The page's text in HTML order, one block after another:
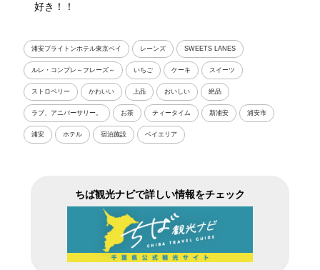
好き！！
浦安ブライトンホテル東京ベイ レーンズ SWEETS LANES
ルレ・コンプレ～フレーズ～ いちご ケーキ スイーツ
ストロベリー かわいい 上品 おいしい 絶品
ラブ、アニバーサリー。 お茶 ティータイム 新浦安 浦安市
浦安 ホテル 宿泊施設 ベイエリア
ちば観光ナビで詳しい情報をチェック